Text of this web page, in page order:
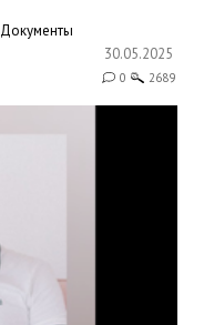
Документы
30.05.2025
0 2689